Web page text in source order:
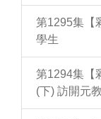
第1295集【
學生
第1294集【
(下) 訪開元